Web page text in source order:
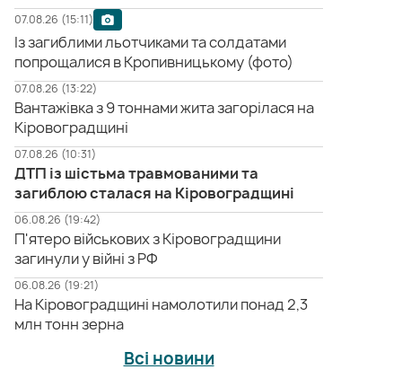
07.08.26 (15:11)
Із загиблими льотчиками та солдатами
попрощалися в Кропивницькому (фото)
07.08.26 (13:22)
Вантажівка з 9 тоннами жита загорілася на
Кіровоградщині
07.08.26 (10:31)
ДТП із шістьма травмованими та
загиблою сталася на Кіровоградщині
06.08.26 (19:42)
П'ятеро військових з Кіровоградщини
загинули у війні з РФ
06.08.26 (19:21)
На Кіровоградщині намолотили понад 2,3
млн тонн зерна
Всі новини